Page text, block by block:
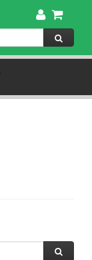
Toggle
Dropdown